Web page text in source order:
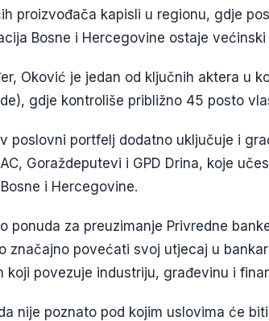
proizvođača kapisli u regionu, gdje
Bosne i Hercegovine ostaje
Oković je jedan od ključnih aktera u
gdje kontroliše približno 45 posto
poslovni portfelj dodatno uključuje i
Goraždeputevi i GPD Drina, koje
i Hercegovine.
ponuda za preuzimanje Privredne
značajno povećati svoj utjecaj u
koji povezuje industriju, građevinu i
nije poznato pod kojim uslovima će